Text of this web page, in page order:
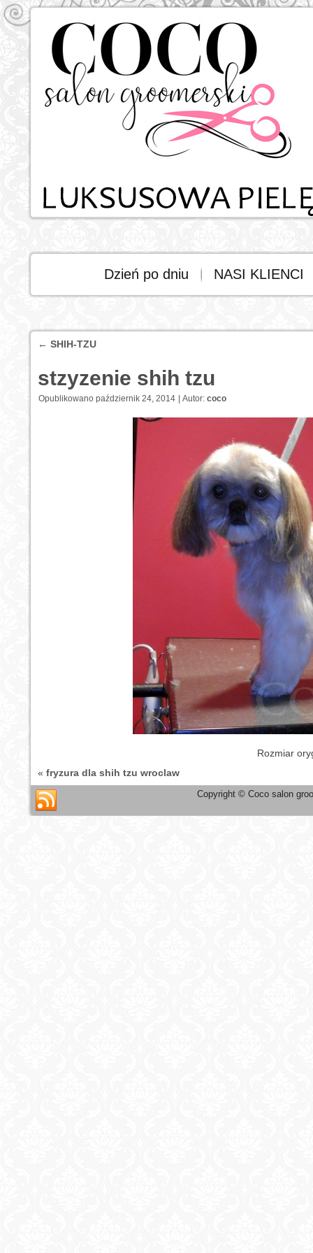
Dzień po dniu NASI KLIENCI
← SHIH-TZU
stzyzenie shih tzu
Opublikowano październik 24, 2014 Autor: coco
Rozmiar
« fryzura dla shih tzu wroclaw
Copyright © Coco salon